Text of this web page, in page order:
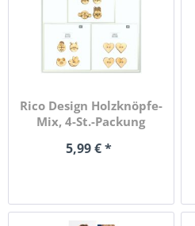
Rico Design Holzknöpfe-
Mix, 4-St.-Packung
5,99 € *